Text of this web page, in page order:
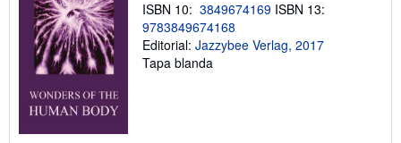
ISBN 10: 3849674169 ISBN 13:
9783849674168
Editorial: Jazzybee Verlag, 2017
Tapa blanda